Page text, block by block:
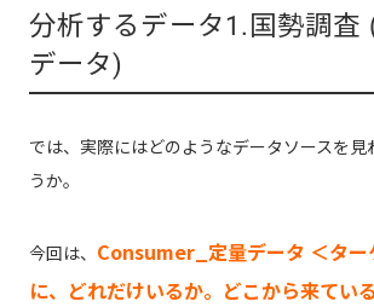
分析するデータ1.国勢調査
データ)
では、実際にはどのようなデータソースを見
うか。
今回は、 Consumer_定量データ ＜ター
に、どれだけいるか。どこから来てい